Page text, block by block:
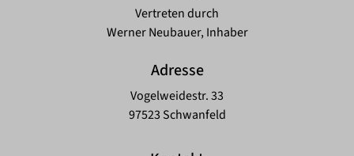
Vertreten durch
Werner Neubauer, Inhaber
Adresse
Vogelweidestr. 33
97523 Schwanfeld